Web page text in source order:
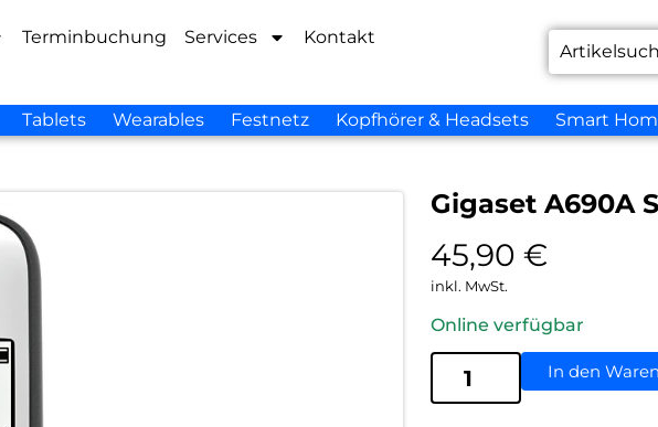
Terminbuchung Services
Kontakt
Tablets Wearables Festnetz Kopfhörer & Headsets Smart
Gigaset A690A
45,90 €
inkl. MwSt.
Online verfügbar
In den